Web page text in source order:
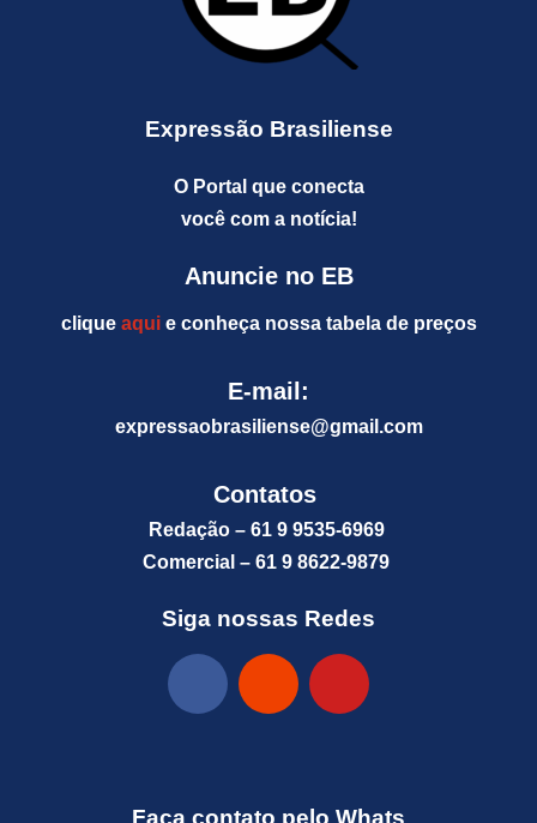
Expressão Brasiliense
O Portal que conecta
você com a notícia!
Anuncie no EB
clique aquie conheça nossa tabela de preços
E-mail:
expressaobrasiliense@gmail.com
Contatos
Redação – 61 9 9535-6969
Comercial – 61 9 8622-9879
Siga nossas Redes
Faça contato pelo Whats